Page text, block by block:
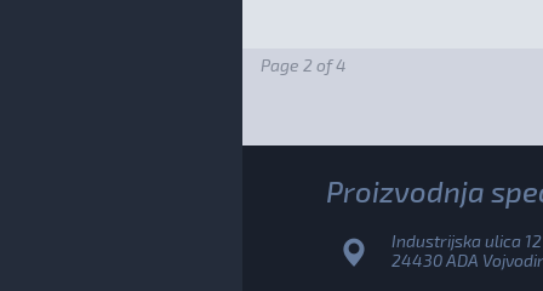
Page 2 of 4
Proizvodnja
Industrijska ulica 12
24430 ADA